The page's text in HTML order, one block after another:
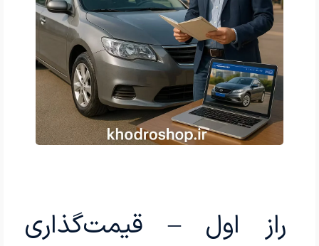
راز اول – قیمت‌گذاری